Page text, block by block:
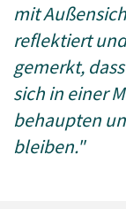
mit
reflektiert
gemerkt,
sich in einer
behaupten
bleiben."